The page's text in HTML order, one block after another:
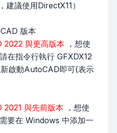
建議使用DirectX11）
版本
2022 與更高版本 ，想使
在指令行執行 GFXDX12
啟動AutoCAD即可(表示
2021 與先前版本 ，想使
要在 Windows 中添加一